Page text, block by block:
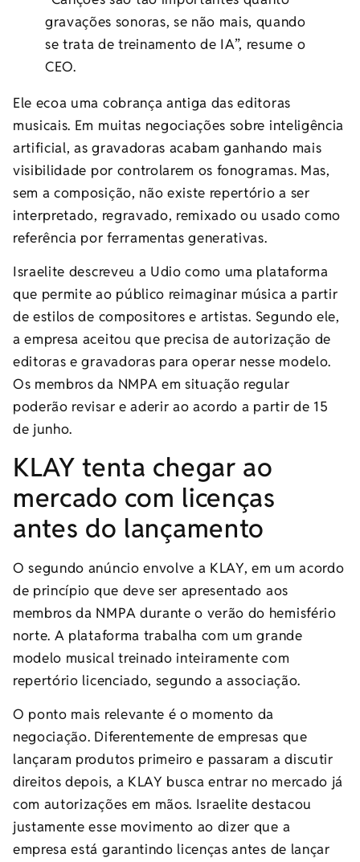
gravações sonoras, se não mais, quando
se trata de treinamento de IA”, resume o
CEO.
Ele ecoa uma cobrança antiga das editoras
musicais. Em muitas negociações sobre inteligência
artificial, as gravadoras acabam ganhando mais
visibilidade por controlarem os fonogramas. Mas,
sem a composição, não existe repertório a ser
interpretado, regravado, remixado ou usado como
referência por ferramentas generativas.
Israelite descreveu a Udio como uma plataforma
que permite ao público reimaginar música a partir
de estilos de compositores e artistas. Segundo ele,
a empresa aceitou que precisa de autorização de
editoras e gravadoras para operar nesse modelo.
Os membros da NMPA em situação regular
poderão revisar e aderir ao acordo a partir de 15
de junho.
KLAY tenta chegar ao
mercado com licenças
antes do lançamento
O segundo anúncio envolve a KLAY, em um acordo
de princípio que deve ser apresentado aos
membros da NMPA durante o verão do hemisfério
norte. A plataforma trabalha com um grande
modelo musical treinado inteiramente com
repertório licenciado, segundo a associação.
O ponto mais relevante é o momento da
negociação. Diferentemente de empresas que
lançaram produtos primeiro e passaram a discutir
direitos depois, a KLAY busca entrar no mercado já
com autorizações em mãos. Israelite destacou
justamente esse movimento ao dizer que a
empresa está garantindo licenças antes de lançar